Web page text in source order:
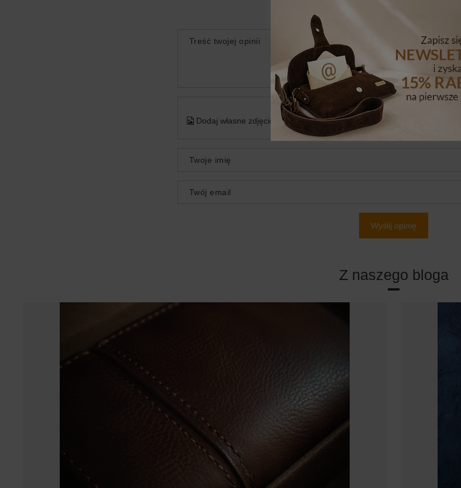
Treść twojej opinii
Dodaj własne zdjęcie produktu:
Twoje imię
Twój email
Wyślij opinię
Z naszego bloga